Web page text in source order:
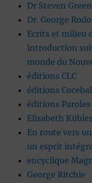
Dr Steven
Dr. George
Ecrits et milieu
introduction
monde du
éditions CLC
éditions
éditions
Elisabeth
En route vers
un esprit
encyclique
George Ritchie